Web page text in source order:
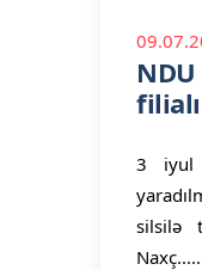
3 iyul
silsilə